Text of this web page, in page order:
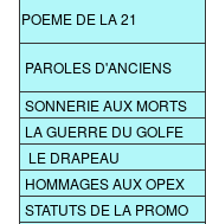
POEME DE LA 21
PAROLES D'ANCIENS
SONNERIE AUX MORTS
LA GUERRE DU GOLFE
LE DRAPEAU
HOMMAGES AUX OPEX
STATUTS DE LA PROMO